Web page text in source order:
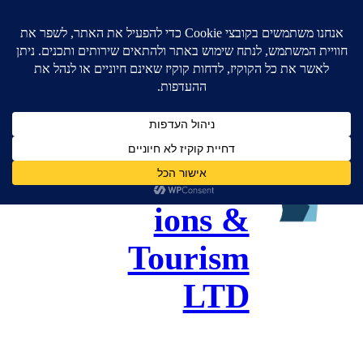
גל כנסים
ותיירות –
Gal
Convent
ions &
Tourism
LTD